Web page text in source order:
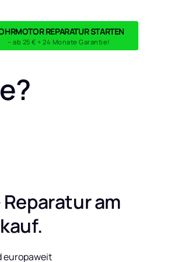
REPARATUR STARTEN
– ab 25 € + 24 Monate Garantie!
Reparatur am
europaweit